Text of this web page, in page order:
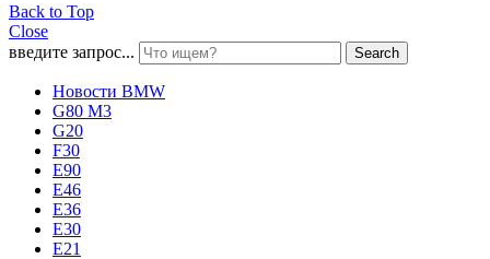
Back to Top
Close
введите запрос...
Search
Новости BMW
G80 M3
G20
F30
E90
E46
E36
E30
E21